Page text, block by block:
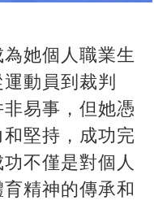
她個人職業生
動員到裁判
易事，但她憑
堅持，成功完
不僅是對個人
精神的傳承和